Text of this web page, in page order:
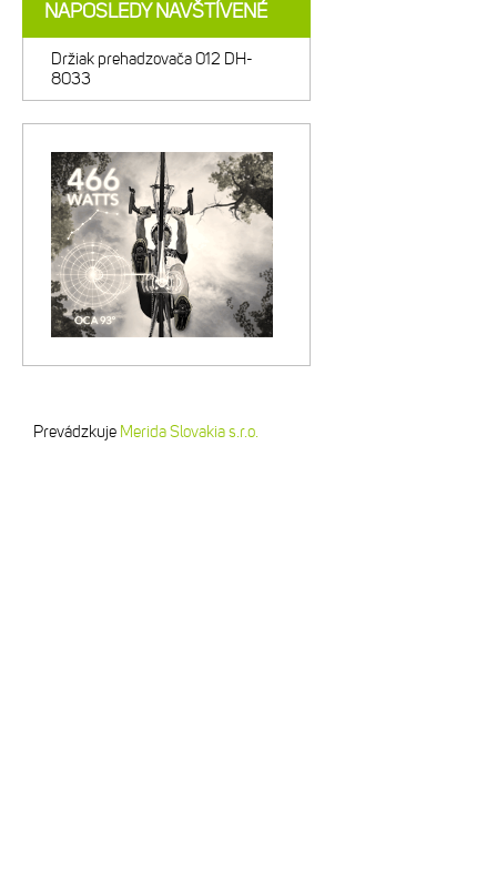
NAPOSLEDY NAVŠTÍVENÉ
Držiak prehadzovača 012 DH-
8033
Prevádzkuje Merida Slovakia s.r.o.